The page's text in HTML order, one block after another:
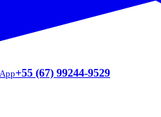
+55 (67) 99244-9529